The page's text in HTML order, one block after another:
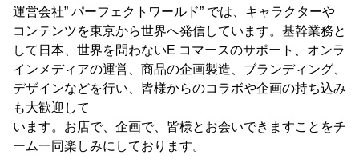
運営会社” パーフェクトワールド” では、キャラクターや
コンテンツを東京から世界へ発信しています。基幹業務と
して日本、世界を問わないE コマースのサポート、オンラ
インメディアの運営、商品の企画製造、ブランディング、
デザインなどを行い、皆様からのコラボや企画の持ち込み
も大歓迎して
います。お店で、企画で、皆様とお会いできますことをチ
ーム一同楽しみにしております。